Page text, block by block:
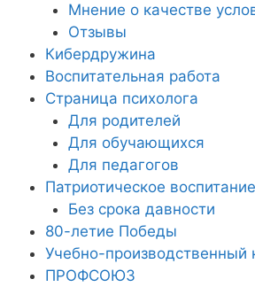
Мнение о качестве
Отзывы
Кибердружина
Воспитательная работа
Страница психолога
Для родителей
Для обучающихся
Для педагогов
Патриотическое воспитание
Без срока давности
80-летие Победы
Учебно-производственный
ПРОФСОЮЗ